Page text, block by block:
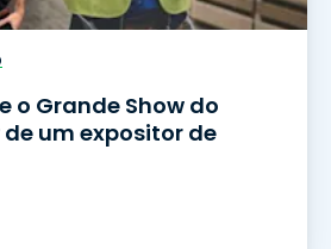
o Grande Show do
um expositor de